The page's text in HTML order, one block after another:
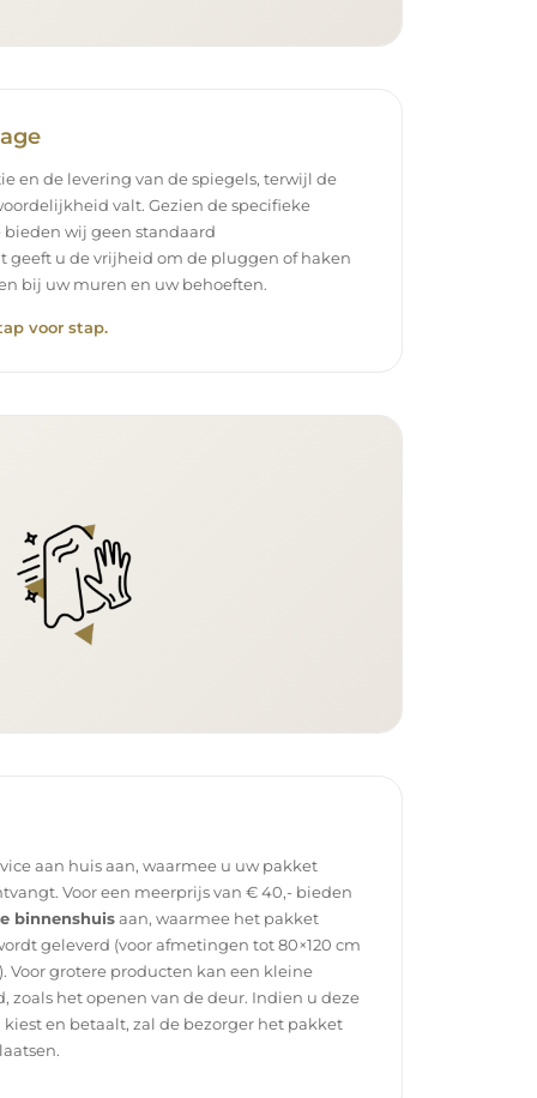
en de levering van de spiegels, terwijl de
valt. Gezien de specifieke
wij geen standaard
geeft u de vrijheid om de pluggen of haken
bij uw muren en uw behoeften.
voor stap.
aan huis aan, waarmee u uw pakket
Voor een meerprijs van € 40,- bieden
binnenshuisaan, waarmee het pakket
geleverd (voor afmetingen tot 80×120 cm
Voor grotere producten kan een kleine
zoals het openen van de deur. Indien u deze
en betaalt, zal de bezorger het pakket